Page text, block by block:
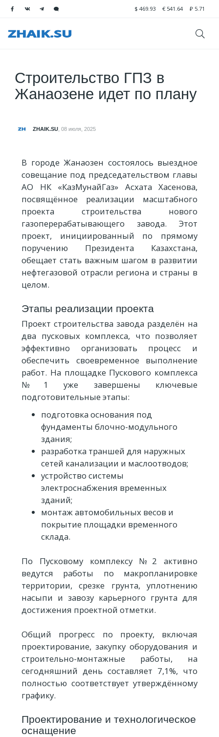
$ 469.93 € 541.64 ₽ 5.71
Строительство ГПЗ в
Жанаозене идет по плану
ZHAIK.SU 08 июля, 2025
В городе Жанаозен состоялось выездное
совещание под председательством главы
АО НК «КазМунайГаз» Асхата Хасенова,
посвящённое реализации масштабного
проекта строительства нового
газоперерабатывающего завода. Этот
проект, инициированный по прямому
поручению Президента Казахстана,
обещает стать важным шагом в развитии
нефтегазовой отрасли региона и страны в
целом.
Этапы реализации проекта
Проект строительства завода разделён на
два пусковых комплекса, что позволяет
эффективно организовать процесс и
обеспечить своевременное выполнение
работ. На площадке Пускового комплекса
№1 уже завершены ключевые
подготовительные этапы:
подготовка основания под
фундаменты блочно-модульного
здания;
разработка траншей для наружных
сетей канализации и маслоотводов;
устройство системы
электроснабжения временных
зданий;
монтаж автомобильных весов и
покрытие площадки временного
склада.
По Пусковому комплексу №2 активно
ведутся работы по макропланировке
территории, срезке грунта, уплотнению
насыпи и завозу карьерного грунта для
достижения проектной отметки.
Общий прогресс по проекту, включая
проектирование, закупку оборудования и
строительно-монтажные работы, на
сегодняшний день составляет 7,1%, что
полностью соответствует утверждённому
графику.
Проектирование и технологическое
оснащение